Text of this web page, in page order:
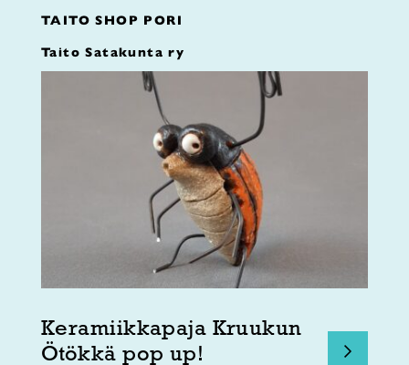
TAITO SHOP PORI
Taito Satakunta ry
Keramiikkapaja Kruukun
Ötökkä pop up!